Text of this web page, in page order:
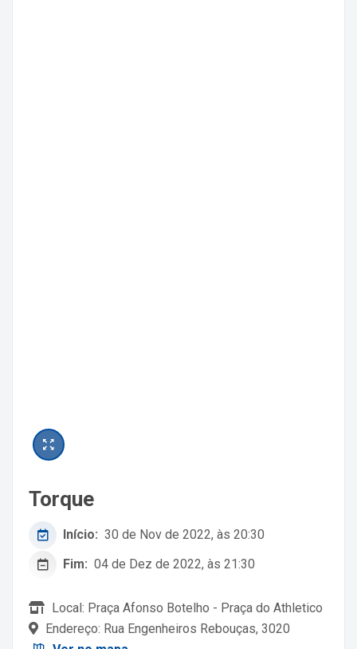
Torque
Início: 30 de Nov de 2022, às 20:30
Fim: 04 de Dez de 2022, às 21:30
Local: Praça Afonso Botelho - Praça do Athletico
Endereço: Rua Engenheiros Rebouças, 3020